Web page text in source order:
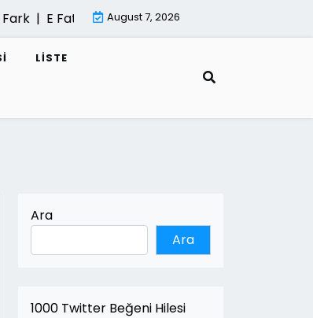
| E Fatura Cozum Ortagi Nasil Secilir |
August 7, 2026
LISTE
Ara
Ara
1000 Twitter Beğeni Hilesi